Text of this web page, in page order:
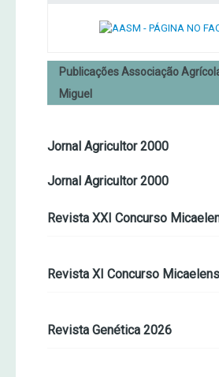
Publicações Associação
Miguel
Jornal Agricultor 2000
Jornal Agricultor 2000
Revista XXI Concurso
Revista XI Concurso
Revista Genética 2026